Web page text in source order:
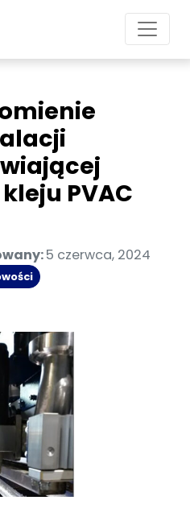
PVAC
5 czerwca, 2024